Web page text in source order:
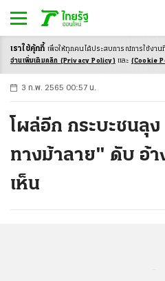
-ก ก ก+
3 ก.พ. 2565 00:57 น.
โผล่อีก กระบะชนลุ
ทางม้าลาย" ดับ อ้า
เห็น
เราใช้คุ้กกี้ เพื่อให้ทุกคนได้ประสบการณ์การใช้งา
อ่านเพิ่มเติมคลิก (Privacy Policy) และ (Cookie